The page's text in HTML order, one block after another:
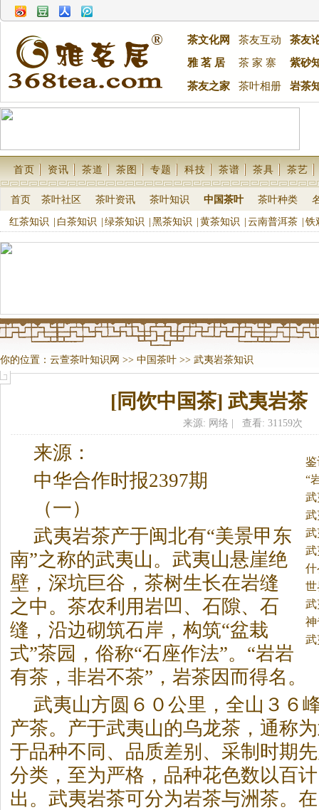
茶文化网 茶友互动
茶友
雅 茗 居
茶 家 寨 紫砂
茶友之家 茶叶相册 岩茶
首页 资讯 茶道 茶图 专题 科技 茶谱 茶具 茶艺
首页 茶叶社区 茶叶资讯 茶叶知识 中国茶叶 茶叶种类
红茶知识 白茶知识 绿茶知识 黑茶知识 黄茶知识 云南普洱茶 铁
你的位置： 云萱茶叶知识网 >> 中国茶叶 >> 武夷岩茶知识
[同饮中国茶] 武夷岩茶
来源: 网络 | 查看: 31159次
鉴
“
什
武
来源：
中华合作时报2397期
（一）
武夷岩茶产于闽北有“美景甲东
南”之称的武夷山。 武夷山悬崖绝
壁，深坑巨谷， 茶树生长在岩缝
之中。 茶农利用岩凹、石隙、石
缝，沿边砌筑石岸，构筑“盆栽
式”茶园，俗称“石座作法”。“岩岩
有茶 ，非岩不茶”，岩茶因而得名。
武夷山方圆６０公里，全山３６
产茶。产于武夷山的乌龙茶 ，通称
于品种不同、品质差别、采制时期
分类，至为严格，品种花色数以百
出。武夷岩茶可分为岩茶与洲茶。